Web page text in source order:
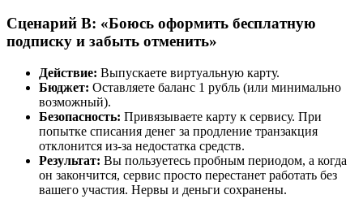
Сценарий В: «Боюсь оформить бесплатную
подписку и забыть отменить»
Действие: Выпускаете виртуальную карту.
Бюджет: Оставляете баланс 1 рубль (или минимально
возможный).
Безопасность: Привязываете карту к сервису. При
попытке списания денег за продление транзакция
отклонится из-за недостатка средств.
Результат: Вы пользуетесь пробным периодом, а когда
он закончится, сервис просто перестанет работать без
вашего участия. Нервы и деньги сохранены.